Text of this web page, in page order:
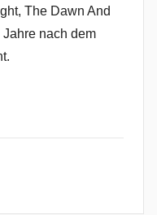
The Dawn And
Jahre nach dem